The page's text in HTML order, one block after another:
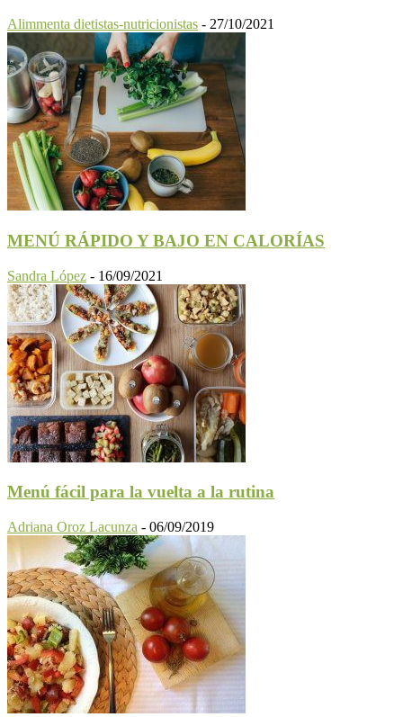
Alimmenta dietistas-nutricionistas - 27/10/2021
MENÚ RÁPIDO Y BAJO EN CALORÍAS
Sandra López - 16/09/2021
Menú fácil para la vuelta a la rutina
Adriana Oroz Lacunza - 06/09/2019